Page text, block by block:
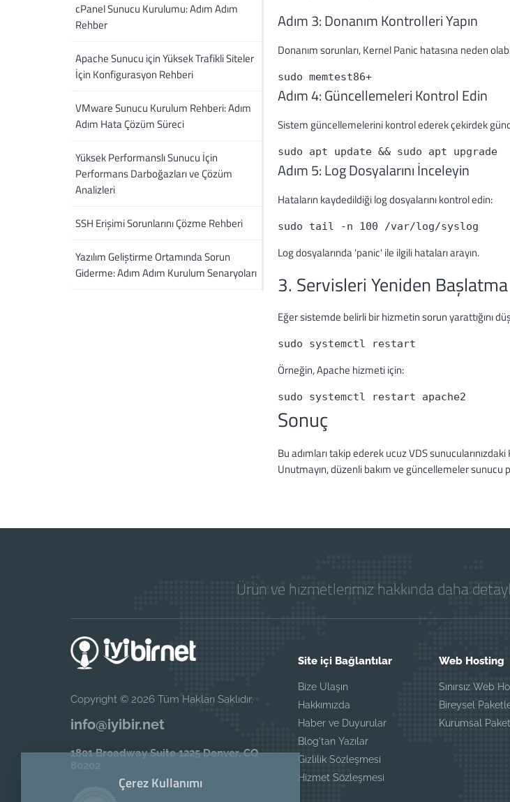
Adım 3: Donanım Kontrolleri Yapın
Donanım sorunları, Kernel Panic hatasına neden
sudo memtest86+
Adım 4: Güncellemeleri Kontrol Edin
Sistem güncellemelerini kontrol ederek çekirdek
sudo apt update && sudo apt upgrade
Adım 5: Log Dosyalarını İnceleyin
Hataların kaydedildiği log dosyalarını kontrol edin:
sudo tail -n 100 /var/log/syslog
Log dosyalarında 'panic' ile ilgili hataları arayın.
3. Servisleri Yeniden Başlatma
Eğer sistemde belirli bir hizmetin sorun yarattığını
sudo systemctl restart
Örneğin, Apache hizmeti için:
sudo systemctl restart apache2
Sonuç
Bu adımları takip ederek ucuz VDS
Unutmayın, düzenli bakım ve güncellemeler sunucu
cPanel Sunucu Kurulumu: Adım Adım
Rehber
Apache Sunucu için Yüksek Trafikli Siteler
İçin Konfigurasyon Rehberi
VMware Sunucu Kurulum Rehberi: Adım
Adım Hata Çözüm Süreci
Yüksek Performanslı Sunucu İçin
Performans Darboğazları ve Çözüm
Analizleri
SSH Erişimi Sorunlarını Çözme Rehberi
Yazılım Geliştirme Ortamında Sorun
Giderme: Adım Adım Kurulum Senaryoları
Ürün ve hizmetlerimiz hakkında daha
Copyright © 2026 Tüm Hakları Saklıdır.
info@iyibir.net
1801 Broadway Suite 1225 Denver, CO
Site içi Bağlantılar
Bize Ulaşın
Hakkımızda
Haber ve Duyurular
Blog'tan Yazılar
Gizlilik Sözleşmesi
Hizmet Sözleşmesi
Web Hosting
Sınırsız Web
Bireysel
Kurumsal
Çerez Kullanımı